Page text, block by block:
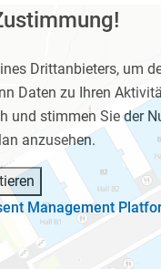
Drittanbieters, um
Daten zu Ihren
und stimmen Sie der
anzusehen.
Management